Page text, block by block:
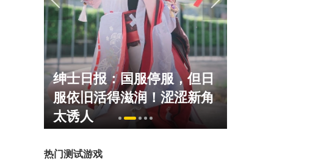
绅士日报：国服停服，但日
服依旧活得滋润！涩涩新角
太诱人
热门测试游戏